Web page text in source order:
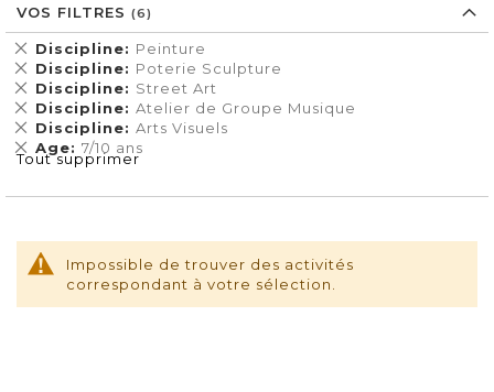
Impossible de trouver des activités
correspondant à votre sélection.
VOS FILTRES
Discipline Peinture
Supprimer
cet
Élément
Discipline Poterie Sculpture
Supprimer
cet
Élément
Discipline Street Art
Supprimer
cet
Élément
Discipline Atelier de Groupe Musique
Supprimer
cet
Élément
Discipline Arts Visuels
Supprimer
cet
Élément
Age 7/10 ans
Supprimer
cet
Tout supprimer